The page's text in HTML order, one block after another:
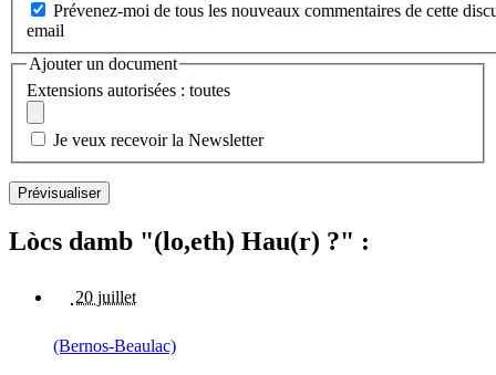
Prévenez-moi de tous les nouveaux commentaires de cette
email
Ajouter un document
Extensions autorisées : toutes
Je veux recevoir la Newsletter
Lòcs damb "(lo,eth) Hau(r) ?" :
20 juillet
(Bernos-Beaulac)